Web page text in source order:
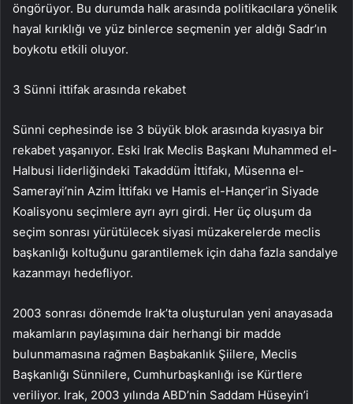
öngörüyor. Bu durumda halk arasında politikacılara yönelik
hayal kırıklığı ve yüz binlerce seçmenin yer aldığı Sadr’ın
boykotu etkili oluyor.
3 Sünni ittifak arasında rekabet
Sünni cephesinde ise 3 büyük blok arasında kıyasıya bir
rekabet yaşanıyor. Eski Irak Meclis Başkanı Muhammed el-
Halbusi liderliğindeki Takaddüm İttifakı, Müsenna el-
Samerayi’nin Azim İttifakı ve Hamis el-Hançer’in Siyade
Koalisyonu seçimlere ayrı ayrı girdi. Her üç oluşum da
seçim sonrası yürütülecek siyasi müzakerelerde meclis
başkanlığı koltuğunu garantilemek için daha fazla sandalye
kazanmayı hedefliyor.
2003 sonrası dönemde Irak’ta oluşturulan yeni anayasada
makamların paylaşımına dair herhangi bir madde
bulunmamasına rağmen Başbakanlık Şiilere, Meclis
Başkanlığı Sünnilere, Cumhurbaşkanlığı ise Kürtlere
veriliyor. Irak, 2003 yılında ABD’nin Saddam Hüseyin’i